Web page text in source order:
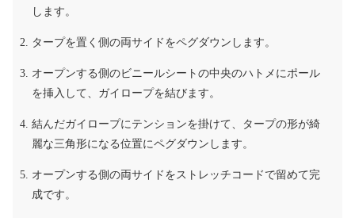
します。
タープを置く側の両サイドをペグダウンします。
オープンする側のビニールシートの中央のハトメにポール
を挿入して、ガイロープを結びます。
結んだガイロープにテンションを掛けて、タープの形が綺
麗な三角形になる位置にペグダウンします。
オープンする側の両サイドをストレッチコードで留めて完
成です。